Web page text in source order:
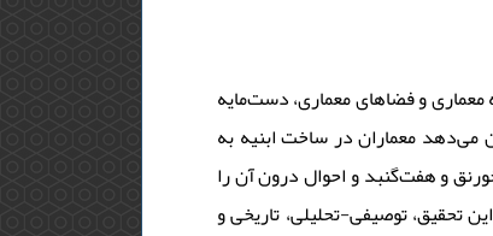
و فضاهای معماری، دست‌مایه‌
می‌دهد معماران در ساخت ابنیه به
و هفت‌گنبد و احوال درون آن را
تحقیق، توصیفی-تحلیلی، تاریخی و